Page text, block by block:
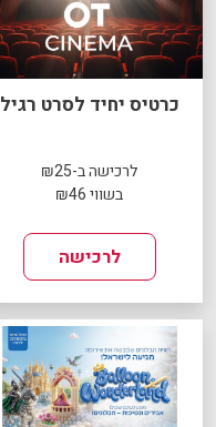
כרטיס יחיד לסרט רגיל
לרכישה ב-₪25
בשווי ₪46
לרכישה